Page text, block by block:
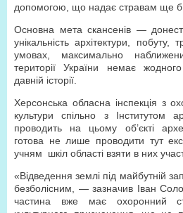
допомогою, що надає стравам ще
Основна мета скансенів —
унікальність архітектури,
умовах, максимально
території України немає
давній історії.
Херсонська обласна інспекція з
культури спільно з Інститутом
проводить на цьому об’єкті
готова не лише проводити тут
учням шкіл області взяти в них
«Відведення землі під майбутній
безболісним, — зазначив Іван
частина вже має охоронний